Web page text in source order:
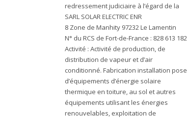
redressement judiciaire à l’égard de la
SARL SOLAR ELECTRIC ENR
8 Zone de Manhity 97232 Le Lamentin
N° du RCS de Fort-de-France : 828 613 182
Activité : Activité de production, de
distribution de vapeur et d’air
conditionné. Fabrication installation pose
d’équipements d’énergie solaire
thermique en toiture, au sol et autres
équipements utilisant les énergies
renouvelables, exploitation de